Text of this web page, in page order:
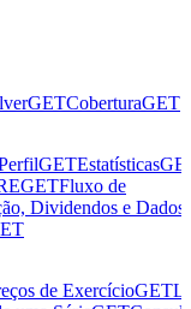
GETCoberturaGET
GETEstatísticas
GETFluxo de
Dividendos e Dados
de ExercícioGET